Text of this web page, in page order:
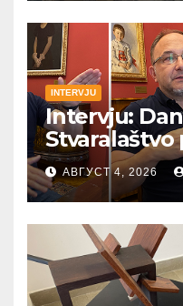
INTERVJU
Intervju:
umetnost i
АВГУСТ 4, 2026